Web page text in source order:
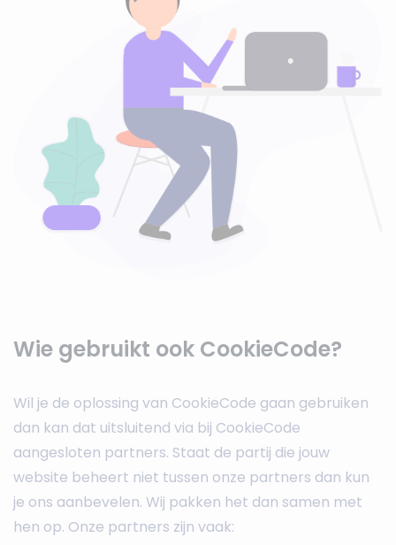
Wie gebruikt ook CookieCode?
Wil je de oplossing van CookieCode gaan gebruiken
dan kan dat uitsluitend via bij CookieCode
aangesloten partners. Staat de partij die jouw
website beheert niet tussen onze partners dan kun
je ons aanbevelen. Wij pakken het dan samen met
hen op. Onze partners zijn vaak: